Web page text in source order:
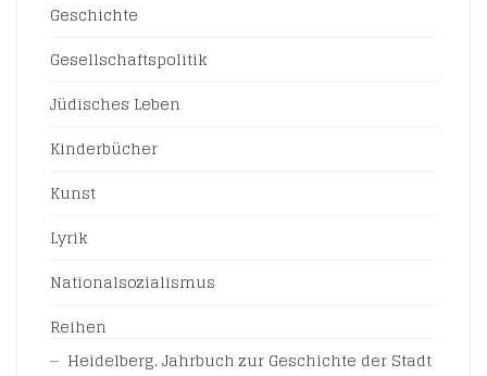
Geschichte
Gesellschaftspolitik
Jüdisches Leben
Kinderbücher
Kunst
Lyrik
Nationalsozialismus
Reihen
Heidelberg. Jahrbuch zur Geschichte der Stadt